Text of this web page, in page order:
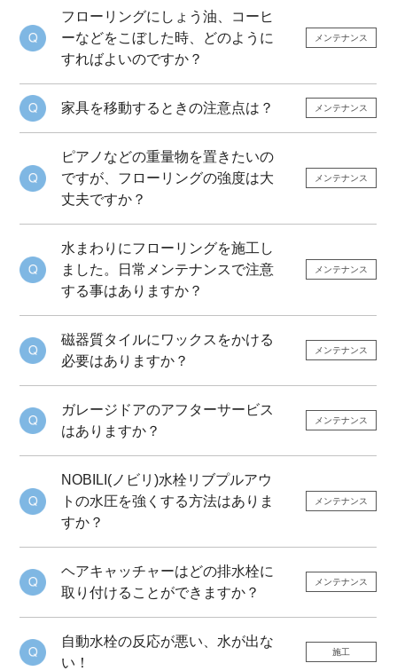
フローリングにしょう油、コーヒ
ーなどをこぼした時、どのように
すればよいのですか？
メンテナンス
家具を移動するときの注意点は？ メンテナンス
ピアノなどの重量物を置きたいの
ですが、フローリングの強度は大
丈夫ですか？
メンテナンス
水まわりにフローリングを施工し
ました。日常メンテナンスで注意
する事はありますか？
メンテナンス
磁器質タイルにワックスをかける
必要はありますか？
メンテナンス
ガレージドアのアフターサービス
はありますか？
メンテナンス
NOBILI(ノビリ)水栓リブプルアウ
トの水圧を強くする方法はありま
すか？
メンテナンス
ヘアキャッチャーはどの排水栓に
取り付けることができますか？
メンテナンス
自動水栓の反応が悪い、水が出な
い！
施工